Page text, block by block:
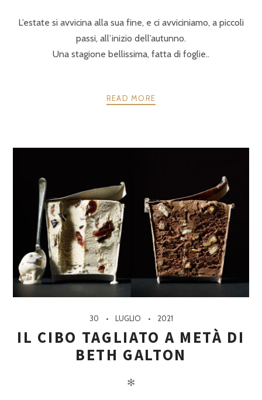
L’estate si avvicina alla sua fine, e ci avviciniamo, a piccoli
passi, all’inizio dell’autunno.
Una stagione bellissima, fatta di foglie..
READ MORE
30 LUGLIO 2021
IL CIBO TAGLIATO A METÀ DI
BETH GALTON
✻